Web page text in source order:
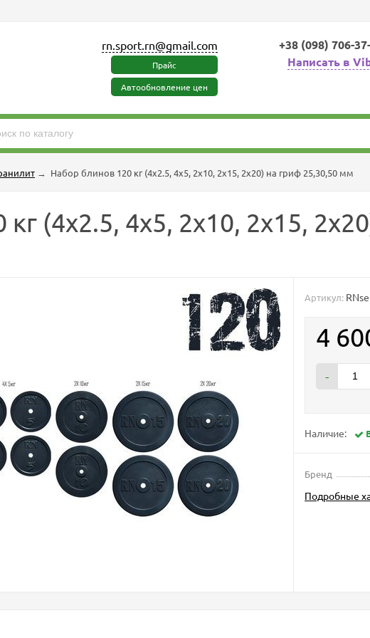
rn.sport.rn@gmail.com
Прайс
Автообновление цен
+38 (098) 706-
Написать в
→ Набор блинов 120 кг (4х2.5, 4х5, 2х10, 2х15, 2х20) на гриф 25,30,50 мм
(4х2.5, 4х5, 2х10, 2х15,
Артикул:
4
-
Наличие:
Бренд
Подробные